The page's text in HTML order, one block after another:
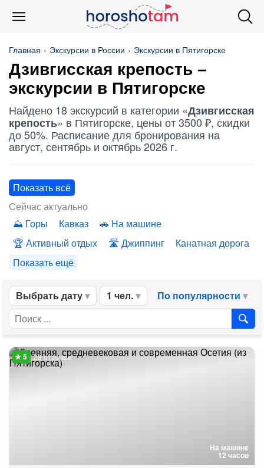
Главная Экскурсии в России Экскурсии в Пятигорске
Дзивгисская крепость –
экскурсии в Пятигорске
Найдено 18 экскурсий в категории «Дзивгисская
крепость» в Пятигорске, цены от 3500 ₽, скидки
до 50%. Расписание для бронирования на
август, сентябрь и октябрь 2026 г.
Показать всё
Сейчас актуально
Горы
Кавказ
На машине
Активный отдых
Джиппинг
Канатная дорога
Показать ещё
Выбрать дату 1 чел. По популярности
На машине
12 часов
28 отзывов